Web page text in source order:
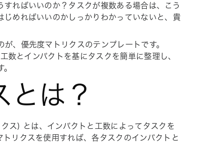
ればいいのか？タスクが複数ある場合は、こう
めればいいのかしっかりわかっていないと、貴
、優先度マトリクスのテンプレートです。
とインパクトを基にタスクを簡単に整理し、
とは？
ス) とは、インパクトと工数によってタスクを
リクスを使用すれば、各タスクのインパクトと